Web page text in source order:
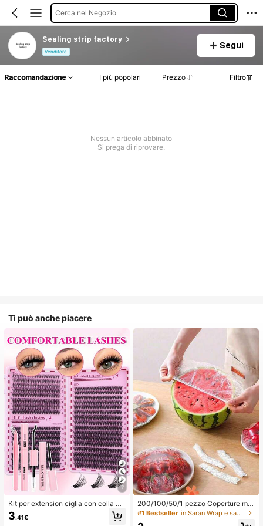
Cerca nel Negozio
Sealing strip factory
Venditore
Segui
Raccomandazione I più popolari Prezzo Filtro
Nessun articolo abbinato
Si prega di riprovare.
Ti può anche piacere
7
Kit per extension ciglia con colla a
doppia estremità/640 ciuffi di ciglia
finte in visone sintetico fai-da-te, ri
3.41€
200/100/50/1 pezzo Coperture mo
nouso in pellicola trasparente per al
imenti, Coperture per doccia, Sacc
#1 Bestseller in Saran Wrap e sacchetti di plastica